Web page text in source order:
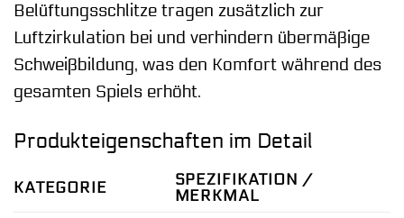
Belüftungsschlitze tragen zusätzlich zur
Luftzirkulation bei und verhindern übermäßige
Schweißbildung, was den Komfort während des
gesamten Spiels erhöht.
Produkteigenschaften im Detail
KATEGORIE
SPEZIFIKATION /
MERKMAL